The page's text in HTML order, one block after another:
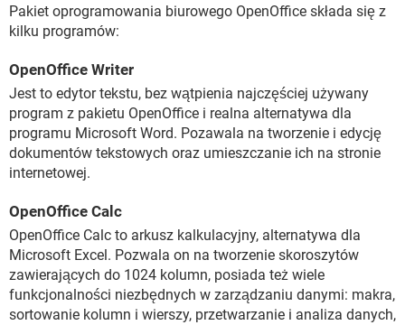
Pakiet oprogramowania biurowego OpenOffice składa się z
kilku programów:
OpenOffice Writer
Jest to edytor tekstu, bez wątpienia najczęściej używany
program z pakietu OpenOffice i realna alternatywa dla
programu Microsoft Word. Pozawala na tworzenie i edycję
dokumentów tekstowych oraz umieszczanie ich na stronie
internetowej.
OpenOffice Calc
OpenOffice Calc to arkusz kalkulacyjny, alternatywa dla
Microsoft Excel. Pozwala on na tworzenie skoroszytów
zawierających do 1024 kolumn, posiada też wiele
funkcjonalności niezbędnych w zarządzaniu danymi: makra,
sortowanie kolumn i wierszy, przetwarzanie i analiza danych,